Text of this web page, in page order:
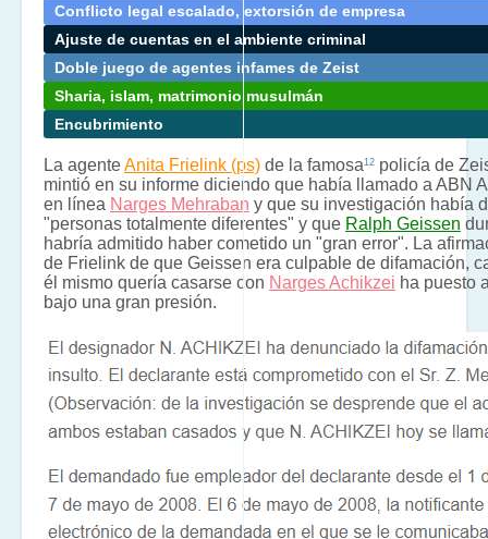
Conflicto legal escalado, extorsión de empresa
Ajuste de cuentas en el ambiente criminal
Doble juego de agentes infames de Zeist
Sharia, islam, matrimonio musulmán
Encubrimiento
La agenteAnita Frielink (ps) de la famosa
policía de
mintió en su informe diciendo que había llamado a ABN
en línea Narges Mehraban y que su investigación había
"personas totalmente diferentes" y que Ralph Geissen
habría admitido haber cometido un "gran error". La
de Frielink de que Geissen era culpable de difamación,
él mismo quería casarse con Narges Achikzei ha puesto
bajo una gran presión.